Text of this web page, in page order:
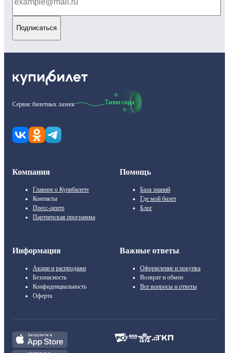
Подписаться
Сервис билетных лазеек Тапни сюда
Компания
Главное о Купибилете
Контакты
Пресс-центр
Партнерская программа
Помощь
База знаний
Где мой билет
Блог
Информация
Акции и распродажи
Безопасность
Конфиденциальность
Оферта
Важные ответы
Оформление и покупка
Возврат и обмен
Все вопросы и ответы